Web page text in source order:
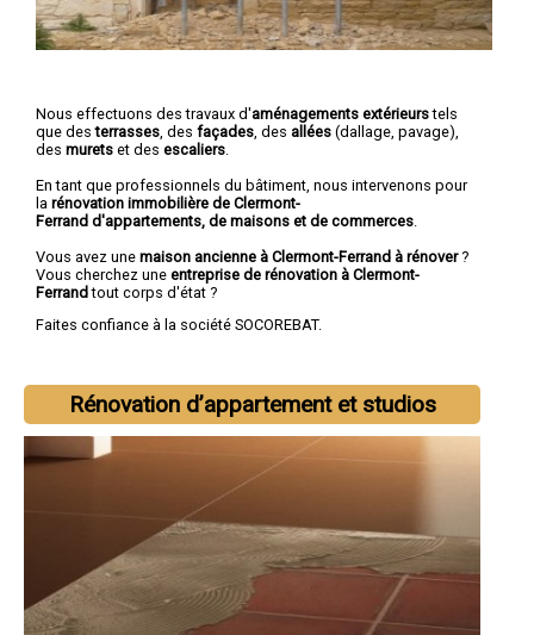
Nous effectuons des travaux d'aménagements extérieurstels
que desterrasses , des façades , des allées (dallage, pavage),
des murets et des escaliers
En tant que professionnels du bâtiment, nous intervenons pour
la rénovation immobilière de Clermont-
Ferrand d'appartements, de maisons et de commerces
Vous avez une maison ancienne à Clermont-Ferrand à rénover?
Vous cherchez une entreprise de rénovation à Clermont-
Ferrandtout corps d'état ?
Faites confiance à la société SOCOREBAT.
Rénovation d’appartement et studios